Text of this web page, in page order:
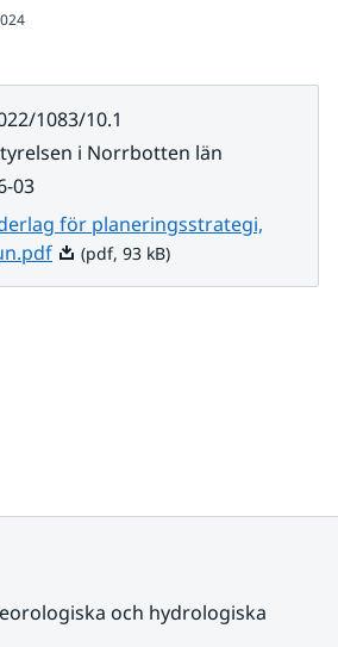
1083/10.1
i Norrbotten län
03
för planeringsstrategi,
Pdf, 93 kB.
(pdf, 93 kB)
och hydrologiska